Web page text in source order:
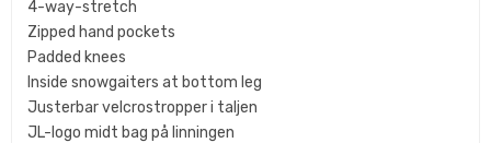
4-way-stretch
Zipped hand pockets
Padded knees
Inside snowgaiters at bottom leg
Justerbar velcrostropper i taljen
JL-logo midt bag på linningen